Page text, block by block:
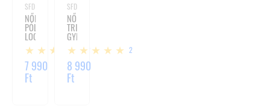
SFD WEAR
NŐI
PÓLÓ
LOOSE
BLACK 2
7 990
Ft
SFD WEAR
NŐI
TRIKÓ
GYM
PIROS 2
8 990
Ft